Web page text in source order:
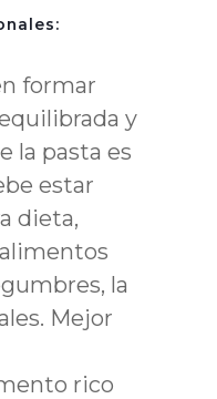
formar
y
la pasta es
estar
dieta,
la
Mejor
rico